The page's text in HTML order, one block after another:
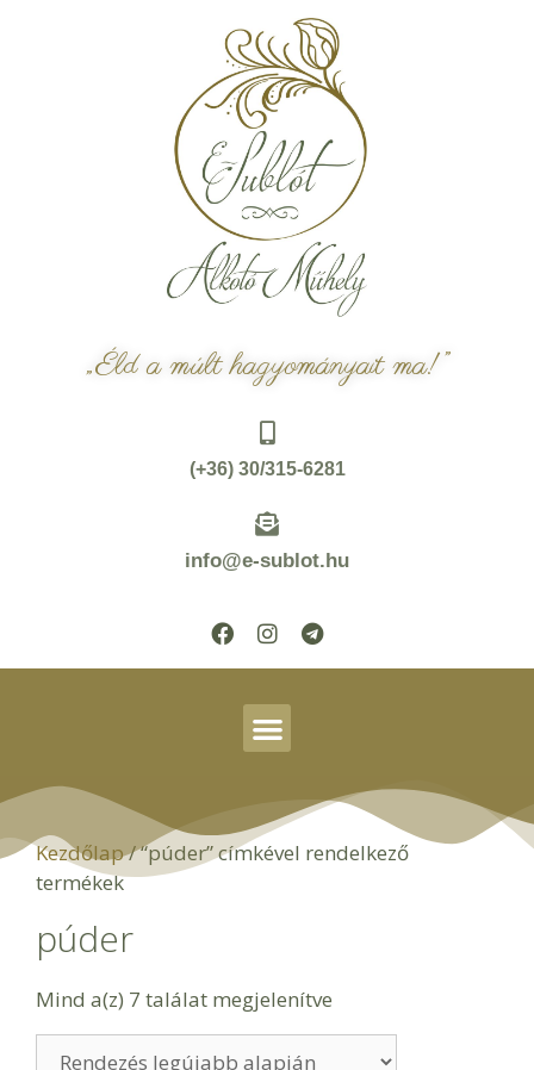
„Éld a múlt hagyományait ma!”
(+36) 30/315-6281
info@e-sublot.hu
Kezdőlap/ “púder” címkével rendelkező
termékek
púder
Mind a(z) 7 találat megjelenítve